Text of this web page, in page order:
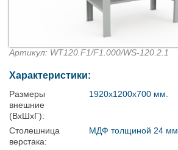
Артикул: WT120.F1/F1.000/WS-120.2.1
Характеристики:
Размеры
внешние
(ВхШхГ):
1920x1200x700 мм.
Столешница
верстака:
МДФ толщиной 24 мм.